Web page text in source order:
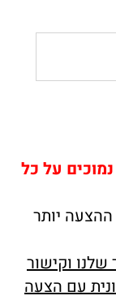
על כל
יותר
וקישור
עם הצעה